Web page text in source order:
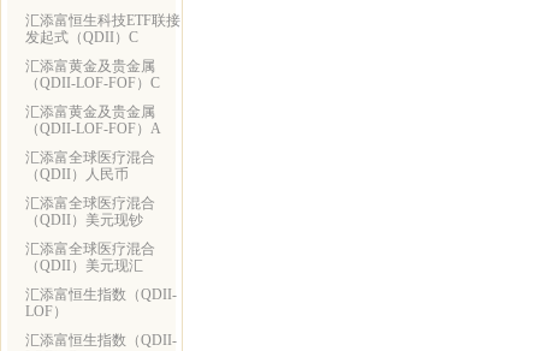
汇添富恒生科技ETF联接
发起式（QDII）C
汇添富黄金及贵金属
（QDII-LOF-FOF）C
汇添富黄金及贵金属
（QDII-LOF-FOF）A
汇添富全球医疗混合
（QDII）人民币
汇添富全球医疗混合
（QDII）美元现钞
汇添富全球医疗混合
（QDII）美元现汇
汇添富恒生指数（QDII-
LOF）
汇添富恒生指数（QDII-